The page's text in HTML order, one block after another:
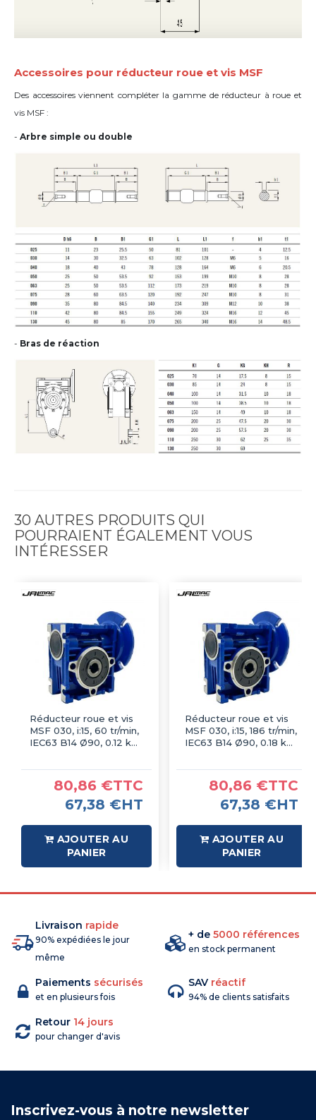
Accessoires pour réducteur roue et vis MSF
Des accessoires viennent compléter la gamme de réducteur à roue et
vis MSF :
- Arbre simple ou double
- Bras de réaction
30 AUTRES PRODUITS QUI
POURRAIENT ÉGALEMENT VOUS
INTÉRESSER
Réducteur roue et vis
MSF 030, i:15, 60 tr/min,
IEC63 B14 Ø90, 0.12 kW
80,86 €TTC
67,38 €HT
AJOUTER AU
PANIER
Réducteur roue et vis
MSF 030, i:15, 186 tr/min,
IEC63 B14 Ø90, 0.18 kW
80,86 €TTC
67,38 €HT
AJOUTER AU
PANIER
Livraison rapide
90% expédiées le jour
même
+ de 5000 références
en stock permanent
Paiements sécurisés
et en plusieurs fois
SAV réactif
94% de clients satisfaits
Retour 14 jours
pour changer d'avis
Inscrivez-vous à notre newsletter